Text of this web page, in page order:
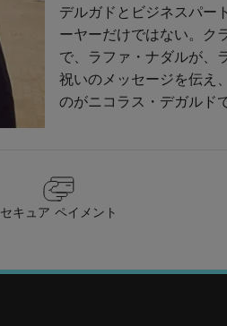
デルガドとビジネスパー
ーヤーだけではない。ク
で、ラファ・ナダルが、
祝いのメッセージを伝え
のがニコラス・デガルド
セキュア ペイメント